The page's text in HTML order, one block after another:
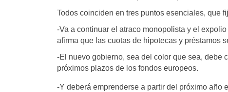
Todos coinciden en tres puntos esenciales, que
-Va a continuar el atraco monopolista y el
afirma que las cuotas de hipotecas y préstamos
-El nuevo gobierno, sea del color que sea, debe
próximos plazos de los fondos europeos.
-Y deberá emprenderse a partir del próximo año